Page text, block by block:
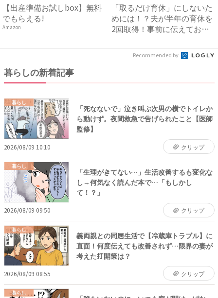
【出産準備お試しbox】無料
でもらえる!
Amazon
「取るだけ育休」にしないた
めには！？夫が半年の育休を
2回取得！事前に伝えておい
Recommended by
暮らしの新着記事
暮らし
「死なないで」泣き叫ぶ次男の横でトイレか
ら動けず。夜間救急で告げられたこと【医師
監修】
2026/08/09 10:10 クリップ
暮らし
「生理がきてない…」生活改善するも変化な
し→何気なく読んだ本で…「もしかし
て！？」
2026/08/09 09:50 クリップ
暮らし
義両親との同居生活で【冷蔵庫トラブル】に
直面！何度伝えても改善されず…限界の妻が
考えた打開策は？
2026/08/09 08:55 クリップ
暮らし